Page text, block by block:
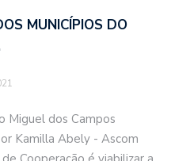
MUNICÍPIOS DO
Miguel dos Campos
Kamilla Abely - Ascom